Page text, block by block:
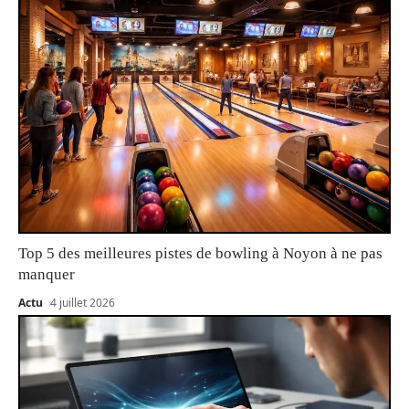
Top 5 des meilleures pistes de bowling à Noyon à ne pas
manquer
Actu 4 juillet 2026